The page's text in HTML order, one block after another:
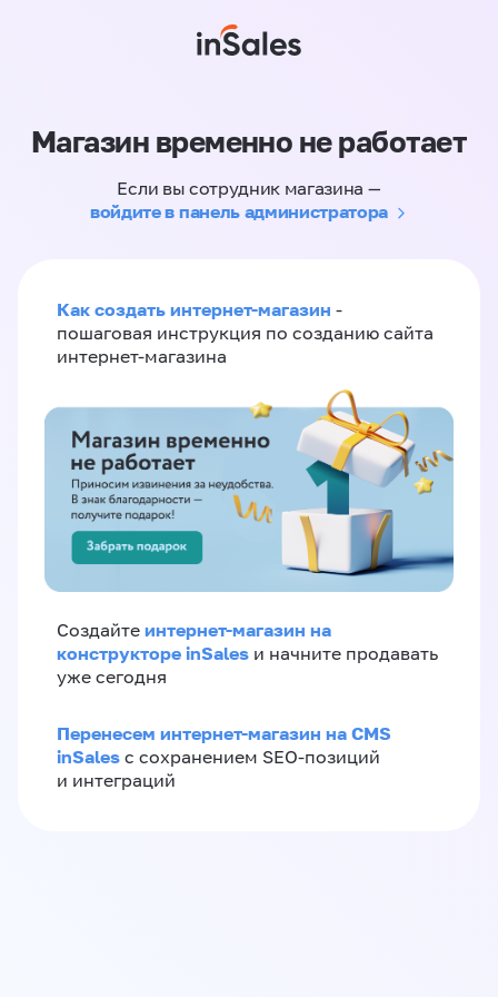
Магазин временно не работает
Если вы сотрудник магазина —
войдите в панель администратора
Как создать интернет-магазин -
пошаговая инструкция по созданию сайта
интернет-магазина
Создайте интернет-магазин на
конструкторе inSales и начните продавать
уже сегодня
Перенесем интернет-магазин на CMS
inSales с сохранением SEO-позиций
и интеграций